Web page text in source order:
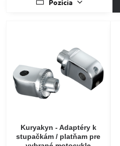
Pozícia
Kuryakyn - Adaptéry k
stupačkám / platňam pre